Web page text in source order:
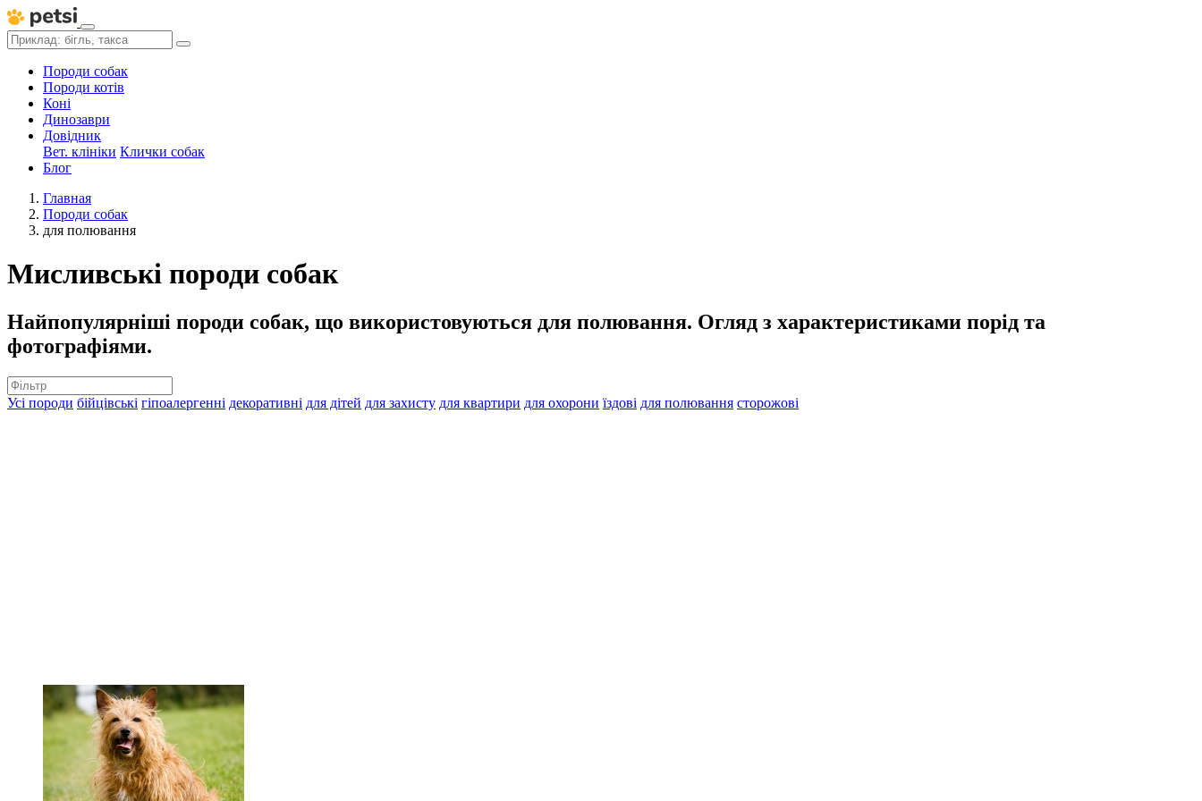
Породи собак
Породи котів
Коні
Динозаври
Довідник
Вет. клініки Клички собак
Блог
Главная
Породи собак
для полювання
Мисливські породи собак
Найпопулярніші породи собак, що використовуються для полювання. Огляд з характеристиками порід та
фотографіями.
Усі породи бійцівські гіпоалергенні декоративні для дітей для захисту для квартири для охорони їздові для полювання сторожові